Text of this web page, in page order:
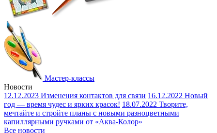
Мастер-классы
Новости
12.12.2023 Изменения контактов для связи 16.12.2022 Новый
год — время чудес и ярких красок! 18.07.2022 Творите,
мечтайте и стройте планы с новыми разноцветными
капиллярными ручками от «Аква-Колор»
Все новости